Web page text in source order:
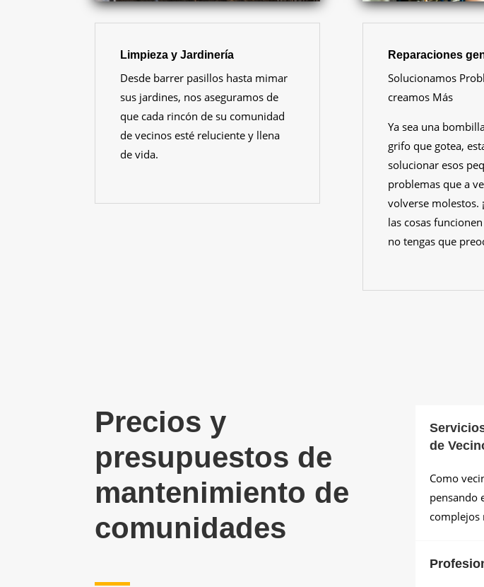
Limpieza y Jardinería
Desde barrer pasillos hasta mimar
sus jardines, nos aseguramos de
que cada rincón de su comunidad
de vecinos esté reluciente y llena
de vida.
Reparaciones
Solucionamos
creamos Más
Ya sea una
grifo que gotea,
solucionar esos
problemas que a
volverse molestos.
las cosas
no tengas que
Precios y
presupuestos de
mantenimiento de
comunidades
de
Como
pensando
complejos